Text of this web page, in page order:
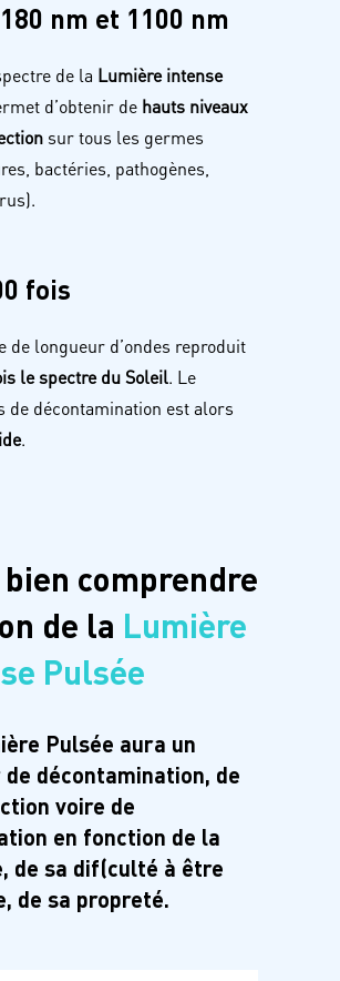
nm et 1100 nm
de la Lumière intense
d’obtenir de hauts niveaux
sur tous les germes
bactéries, pathogènes,
fois
de longueur d’ondes reproduit
lespectre du Soleil. Le
de décontamination estalors
.
comprendre
de la Lumière
Pulsée
Pulsée aura un
décontamination, de
voire de
en fonction de la
de sa difficulté à être
de sa propreté.